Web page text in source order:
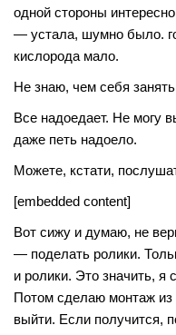
одной стороны
— устала, шумно было.
кислорода мало.
Не знаю, чем себя
Все надоедает. Не могу
даже петь надоело.
Можете, кстати,
[embedded content]
Вот сижу и думаю, не
— поделать ролики.
и ролики. Это значить, я
Потом сделаю монтаж
выйти. Если получится,